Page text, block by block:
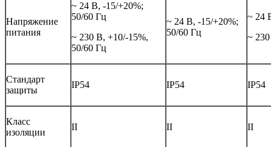
Напряжение
питания
~ 24 В, -15/+20%;
50/60 Гц
~ 230 В, +10/-15%,
50/60 Гц
~ 24 В, -15/+20%;
50/60 Гц
~ 24
~
Стандарт
защиты
IP54 IP54 IP54
Класс
изоляции
II II II